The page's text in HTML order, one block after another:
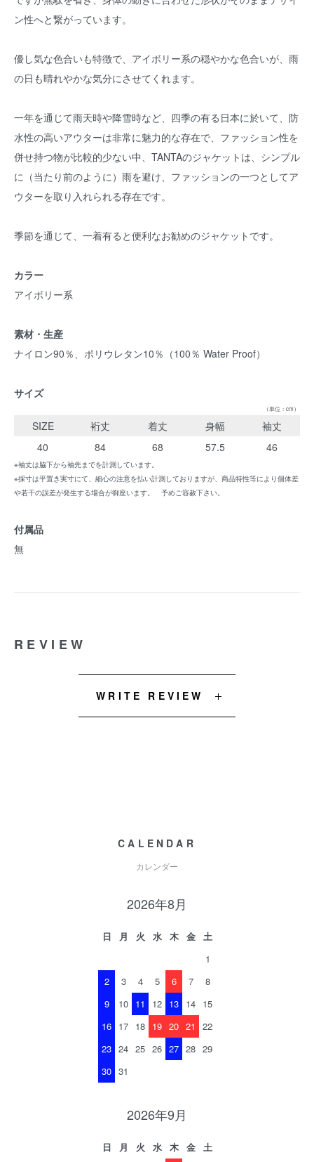
ン性へと繋がっています。
優し気な色合いも特徴で、アイボリー系の穏やかな色合いが、雨
の日も晴れやかな気分にさせてくれます。
一年を通じて雨天時や降雪時など、四季の有る日本に於いて、防
水性の高いアウターは非常に魅力的な存在で、ファッション性を
併せ持つ物が比較的少ない中、TANTAのジャケットは、シンプル
に（当たり前のように）雨を避け、ファッションの一つとしてア
ウターを取り入れられる存在です。
季節を通じて、一着有ると便利なお勧めのジャケットです。
カラー
アイボリー系
素材・生産
ナイロン90％、ポリウレタン10％（100％ Water Proof）
サイズ
（単位：cm）
SIZE 裄丈 着丈 身幅
袖丈
40
84 68 57.5 46
※袖丈は脇下から袖先までを計測しています。
※採寸は平置き実寸にて、細心の注意を払い計測しておりますが、商品特性等により個体差
や若干の誤差が発生する場合が御座います。 予めご容赦下さい。
付属品
無
REVIEW
WRITE REVIEW
CALENDAR
カレンダー
2026年8月
日 月 火 水 木 金
土
1
2
3 4 5 6 7
8
9
10 11 12 13 14 15
16 17 18 19 20 21
22
23 24 25 26 27 28 29
30 31
2026年9月
日 月 火 水 木 金
土